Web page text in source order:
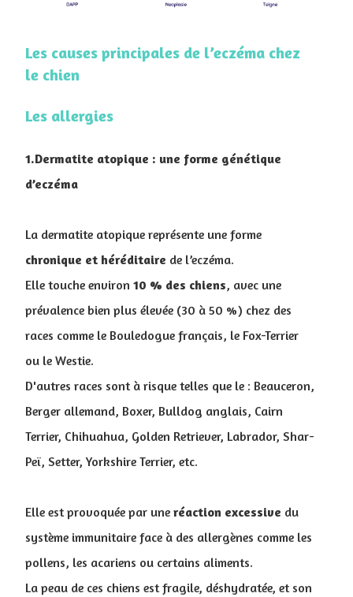
Les causes principales de l’eczéma chez
le chien
Les allergies
1.Dermatite atopique : une forme génétique
d’eczéma
La dermatite atopique représente une forme
chronique et héréditaire de l’eczéma.
Elle touche environ 10 % des chiens, avec une
prévalence bien plus élevée (30 à 50 %) chez des
races comme le Bouledogue français, le Fox-Terrier
ou le Westie.
D'autres races sont à risque telles que le : Beauceron,
Berger allemand, Boxer, Bulldog anglais, Cairn
Terrier, Chihuahua, Golden Retriever, Labrador, Shar-
Peï, Setter, Yorkshire Terrier, etc.
Elle est provoquée par une réaction excessive du
système immunitaire face à des allergènes comme les
pollens, les acariens ou certains aliments.
La peau de ces chiens est fragile, déshydratée, et son